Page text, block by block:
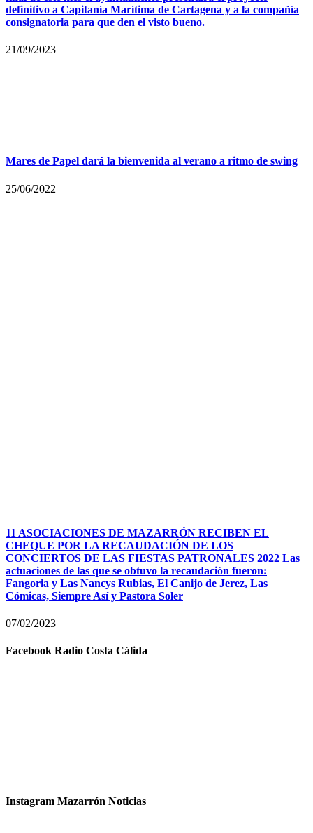
definitivo a Capitanía Marítima de Cartagena y a la compañía
consignatoria para que den el visto bueno.
21/09/2023
Mares de Papel dará la bienvenida al verano a ritmo de swing
25/06/2022
11 ASOCIACIONES DE MAZARRÓN RECIBEN EL
CHEQUE POR LA RECAUDACIÓN DE LOS
CONCIERTOS DE LAS FIESTAS PATRONALES 2022 Las
actuaciones de las que se obtuvo la recaudación fueron:
Fangoria y Las Nancys Rubias, El Canijo de Jerez, Las
Cómicas, Siempre Así y Pastora Soler
07/02/2023
Facebook Radio Costa Cálida
Instagram Mazarrón Noticias